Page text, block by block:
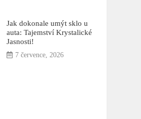
Jak dokonale umýt sklo u
auta: Tajemství Krystalické
Jasnosti!
7 července, 2026